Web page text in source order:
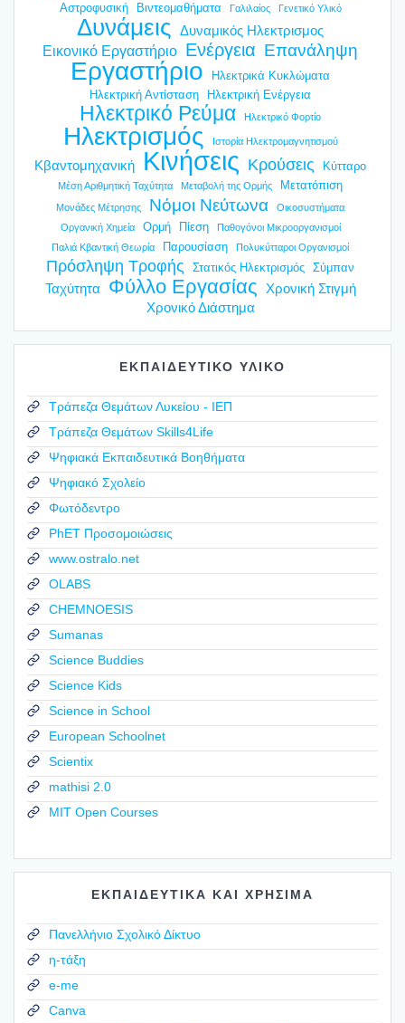
Αστροφυσική
Βιντεομαθήματα Γαλιλαίος Γενετικό Υλικό
Δυνάμεις Δυναμικός Ηλεκτρισμος
Εικονικό Εργαστήριο Ενέργεια Επανάληψη
Εργαστήριο
Ηλεκτρικά Κυκλώματα
Ηλεκτρική Αντίσταση
Ηλεκτρική Ενέργεια
Ηλεκτρικό Ρεύμα Ηλεκτρικό Φορτίο
Ηλεκτρισμός Ιστορία Ηλεκτρομαγνητισμού
Κβαντομηχανική Κινήσεις Κρούσεις Κύτταρο
Μέση Αριθμητική Ταχύτητα Μεταβολή της Ορμής Μετατόπιση
Μονάδες Μέτρησης Νόμοι Νεύτωνα
Οικοσυστήματα
Οργανική Χημεία
Ορμή Πίεση
Παθογόνοι Μικροοργανισμοί
Παλιά Κβαντική Θεωρία
Παρουσίαση Πολυκύτταροι Οργανισμοί
Πρόσληψη Τροφής Στατικός Ηλεκτρισμός Σύμπαν
Ταχύτητα Φύλλο Εργασίας
Χρονική Στιγμή
Χρονικό Διάστημα
ΕΚΠΑΙΔΕΥΤΙΚΟ ΥΛΙΚΟ
Τράπεζα Θεμάτων Λυκείου - ΙΕΠ
Τράπεζα Θεμάτων Skills4Life
Ψηφιακά Εκπαιδευτικά Βοηθήματα
Ψηφιακό Σχολείο
Φωτόδεντρο
PhET Προσομοιώσεις
www.ostralo.net
OLABS
CHEMNOESIS
Sumanas
Science Buddies
Science Kids
Science in School
European Schoolnet
Scientix
mathisi 2.0
MIT Open Courses
ΕΚΠΑΙΔΕΥΤΙΚΑ ΚΑΙ ΧΡΗΣΙΜΑ
Πανελλήνιο Σχολικό Δίκτυο
η-τάξη
e-me
Canva